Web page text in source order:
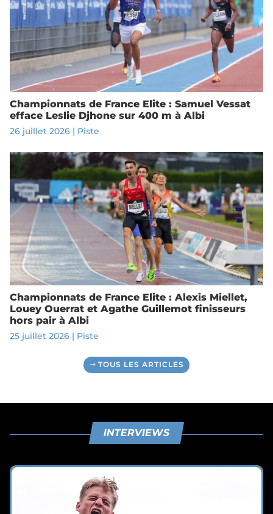
Championnats de France Elite : Samuel Vessat
efface Leslie Djhone sur 400 m à Albi
26 juillet 2026| Piste
Championnats de France Elite : Alexis Miellet,
Louey Ouerrat et Agathe Guillemot finisseurs
hors pair à Albi
25 juillet 2026| Piste
TOUS LES ARTICLES
INTERVIEWS